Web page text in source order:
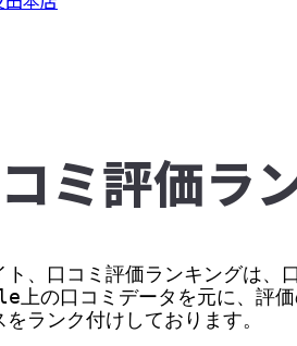
ミ評価ラ
ト、口コミ評価ランキングは、
上の口コミデータを元に、評
をランク付けしております。